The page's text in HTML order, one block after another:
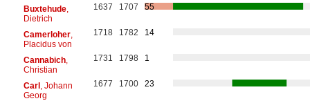
Buxtehude,
Dietrich
1637 1707 55
Camerloher,
Placidus von
1718 1782 14
Cannabich,
Christian
1731 1798 1
Carl, Johann
Georg
1677 1700 23